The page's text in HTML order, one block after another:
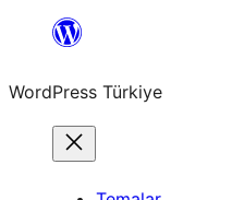
İçeriğe
WordPress Türkiye